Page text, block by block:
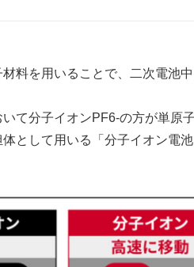
材料を用いることで、二次電池
いて分子イオンPF6-の方が単
体として用いる「分子イオン電